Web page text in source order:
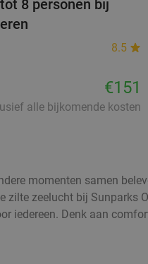
8 personen bij
8.5
€151
alle bijkomende kosten
momenten samen
zeelucht bij Sunparks
iedereen. Denk aan